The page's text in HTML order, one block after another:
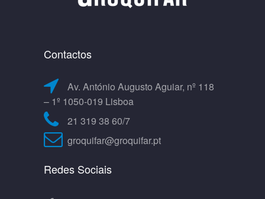
Contactos
Av. António Augusto Aguiar, nº 118
– 1º 1050-019 Lisboa
21 319 38 60/7
groquifar@groquifar.pt
Redes Sociais